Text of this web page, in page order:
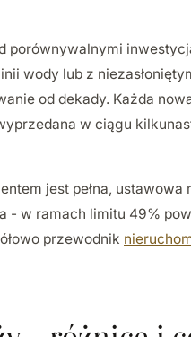
porównywalnymi
wody lub z
od dekady. Każda
w ciągu
jest pełna, ustawowa
- w ramach limitu 49%
przewodnik